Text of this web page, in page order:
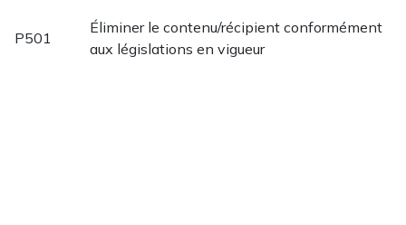
P501
Éliminer le contenu/récipient conformément
aux législations en vigueur